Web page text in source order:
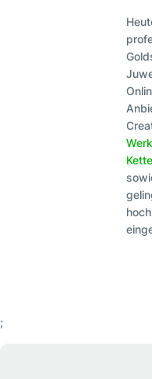
;